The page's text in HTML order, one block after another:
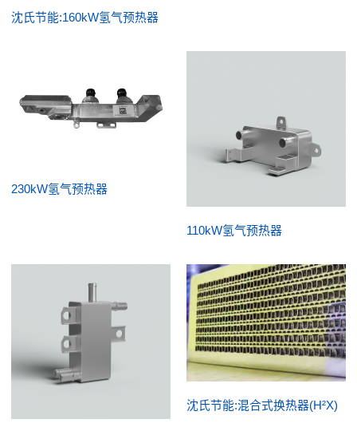
沈氏节能:160kW氢气预热器
230kW氢气预热器
110kW氢气预热器
沈氏节能:混合式换热器(H²X)